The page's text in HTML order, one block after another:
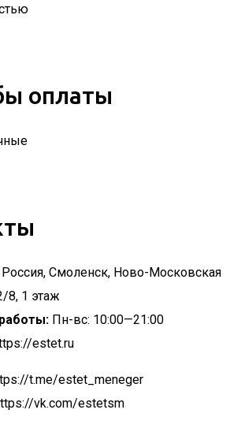
оплаты
Россия, Смоленск, Ново-Московская
8, 1 этаж
Пн-вс: 10:00—21:00
estet.ru
t.me/estet_meneger
vk.com/estetsm